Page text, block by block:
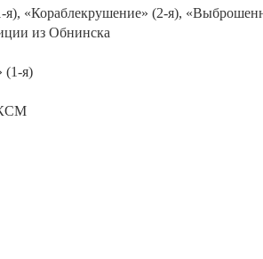
я), «Кораблекрушение» (2-я),
из Обнинска
(1-я)